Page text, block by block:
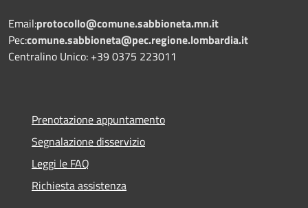
Email:protocollo@comune.sabbioneta.mn.it
Pec:comune.sabbioneta@pec.regione.lombardia.it
Centralino Unico: +39 0375 223011
Prenotazione appuntamento
Segnalazione disservizio
Leggi le FAQ
Richiesta assistenza